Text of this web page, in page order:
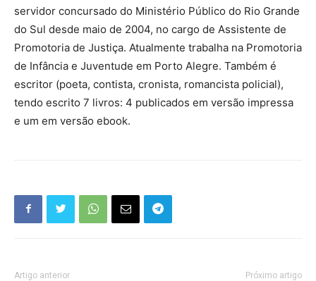
servidor concursado do Ministério Público do Rio Grande
do Sul desde maio de 2004, no cargo de Assistente de
Promotoria de Justiça. Atualmente trabalha na Promotoria
de Infância e Juventude em Porto Alegre. Também é
escritor (poeta, contista, cronista, romancista policial),
tendo escrito 7 livros: 4 publicados em versão impressa
e um em versão ebook.
Artigo anterior Próximo artigo